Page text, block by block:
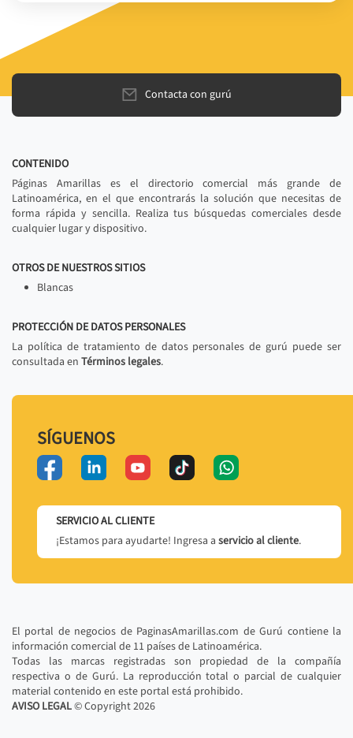
Contacta con gurú
CONTENIDO
Páginas Amarillas es el directorio comercial más grande de
Latinoamérica, en el que encontrarás la solución que necesitas de
forma rápida y sencilla. Realiza tus búsquedas comerciales desde
cualquier lugar y dispositivo.
OTROS DE NUESTROS SITIOS
Blancas
PROTECCIÓN DE DATOS PERSONALES
La política de tratamiento de datos personales de gurú puede ser
consultada en Términos legales.
SÍGUENOS
SERVICIO AL CLIENTE
¡Estamos para ayudarte! Ingresa a servicio al cliente.
El portal de negocios de PaginasAmarillas.com de Gurú contiene la
información comercial de 11 países de Latinoamérica.
Todas las marcas registradas son propiedad de la compañía
respectiva o de Gurú. La reproducción total o parcial de cualquier
material contenido en este portal está prohibido.
AVISO LEGAL© Copyright2026